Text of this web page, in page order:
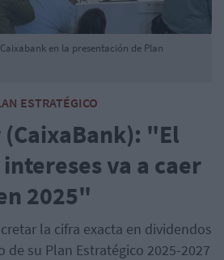
ESTRATÉGICO
"El
va a caer
2025"
la cifra exacta en dividendos
de su Plan Estratégico 2025-2027
en la presentación de Plan